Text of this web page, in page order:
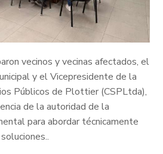
vecinos y vecinas afectados, el
y el Vicepresidente de la
Públicos de Plottier (CSPLtda),
de la autoridad de la
para abordar técnicamente